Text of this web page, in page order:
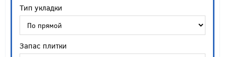
Тип укладки
Запас плитки